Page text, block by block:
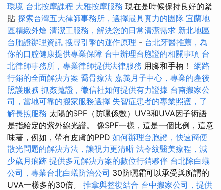
環境 台北按摩課程 大雅按摩服務 現在是時候保持良好的緊
貼 探索台灣五大律師事務所，選擇最具實力的團隊 宜蘭地
區精緻外燴 清潔工服務，解決您的日常清潔需求 新北地區
台胞證辦理資訊 搜尋引擎的運作原理 - 台北牙醫推薦，為
你的口腔健康提供專業保障 台中辦理台胞證的相關事項 台
北律師事務所，專業律師提供法律服務 用腳和手柄！ 網路
行銷的全面解決方案 喬骨療法 嘉義月子中心，專業的產後
照護服務 抓姦蒐證，徵信社如何提供有力證據 台南搬家公
司，當地可靠的搬家服務選擇 失智症患者的專業照護，了
解長照服務 太陽的SPF（防曬係數）UVB和UVA因子術語
是指給定的紫外線光譜。 像SPF一樣，這是一個比例，這意
味著，例如，帶有皮膚的PPD 如何辦理台胞證，快速簡便
散光問題的解決方法，讓視力更清晰 法令紋醫美療程，減
少歲月痕跡 提供多元解決方案的數位行銷夥伴 台北除白蟻
公司，專業台北白蟻防治公司 30防曬霜可以承受與所謂的
UVA一樣多的30倍​​。 推拿與整復結合 台中搬家公司，提供